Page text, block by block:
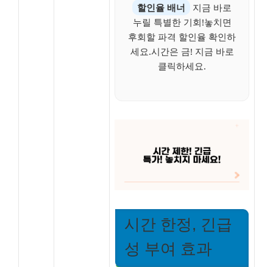
할인율 배너
지금 바로
누릴 특별한 기회!놓치면
후회할 파격 할인율 확인하
세요.시간은 금! 지금 바로
클릭하세요.
시간 한정, 긴급
성 부여 효과